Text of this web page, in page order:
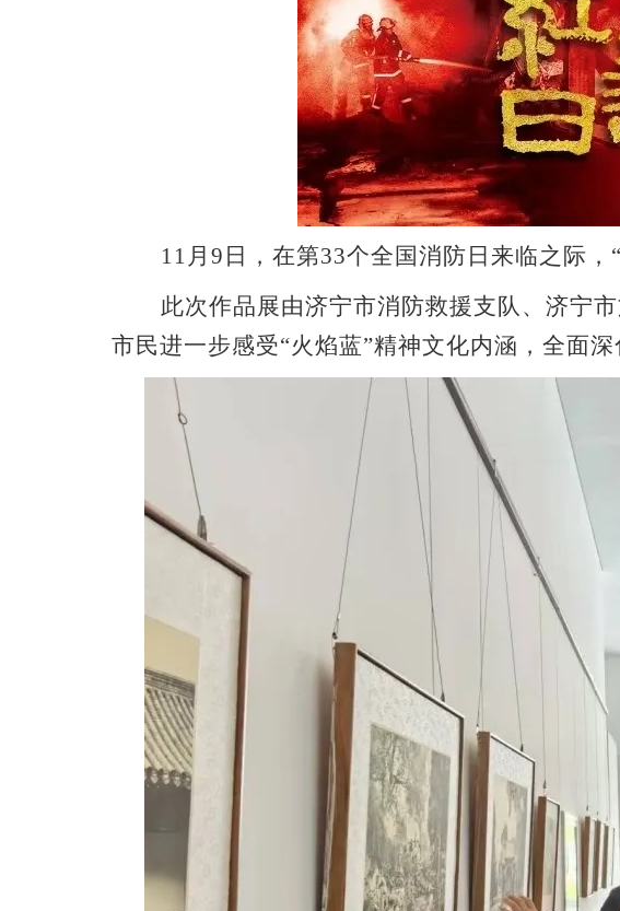
11月9日，在第33个全国消防日来临之际
此次作品展由济宁市消防救援支队、济宁
市民进一步感受“火焰蓝”精神文化内涵，全面深